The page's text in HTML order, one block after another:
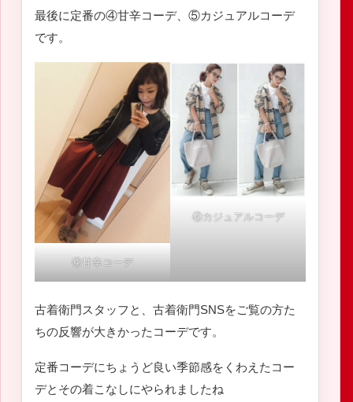
最後に定番の④甘辛コーデ、⑤カジュアルコーデ
です。
④甘辛コーデ
④カジュアルコーデ
古着衛門スタッフと、古着衛門SNSをご覧の方た
ちの反響が大きかったコーデです。
定番コーデにちょうど良い季節感をくわえたコー
デとその着こなしにやられましたね